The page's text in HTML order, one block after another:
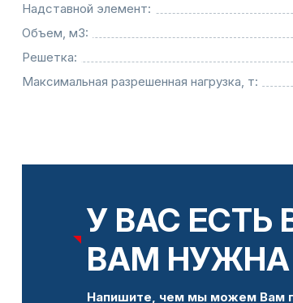
Надставной элемент:
Объем, м3:
Решетка:
Максимальная разрешенная нагрузка, т:
У ВАС ЕСТЬ
ВАМ
Напишите, чем мы можем Вам